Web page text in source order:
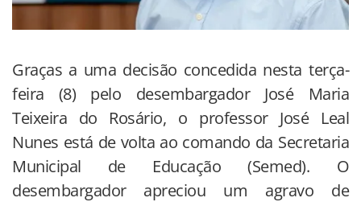
Graças a uma decisão concedida nesta terça-
feira (8) pelo desembargador José Maria
Teixeira do Rosário, o professor José Leal
Nunes está de volta ao comando da Secretaria
Municipal de Educação (Semed). O
desembargador apreciou um agravo de